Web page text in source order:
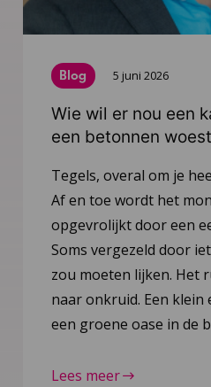
Blog 5 juni 2026
Wie wil er nou een
een betonnen
Tegels, overal om je
Af en toe wordt het
opgevrolijkt door een
Soms vergezeld door
zou moeten lijken. Het
naar onkruid. Een klein
een groene oase in de
Lees meer